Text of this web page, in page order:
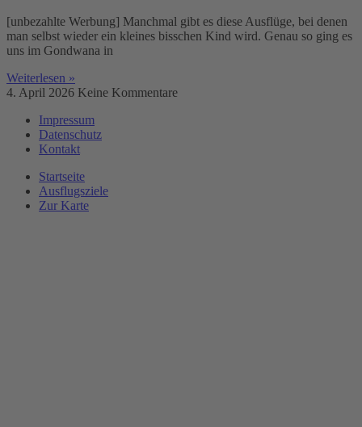
[unbezahlte Werbung] Manchmal gibt es diese Ausflüge, bei denen
man selbst wieder ein kleines bisschen Kind wird. Genau so ging es
uns im Gondwana in
Weiterlesen »
4. April 2026 Keine Kommentare
Impressum
Datenschutz
Kontakt
Startseite
Ausflugsziele
Zur Karte